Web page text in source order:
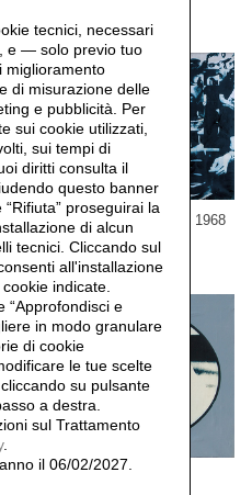
Berlino, Rudi Dutschle,
1968
tela fotografica, viraggio blu
120x200 cm
tecnici, necessari
e — solo previo tuo
di misurazione delle
e pubblicità. Per
sui cookie utilizzati,
sui tempi di
diritti consulta il
questo banner
proseguirai la
di alcun
tecnici. Cliccando sul
all'installazione
indicate.
“Approfondisci e
in modo granulare
di cookie
le tue scelte
su pulsante
a destra.
sul Trattamento
.
il 06/02/2027.